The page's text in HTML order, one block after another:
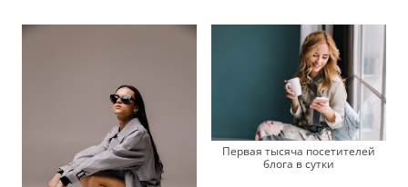
Первая тысяча посетителей
блога в сутки